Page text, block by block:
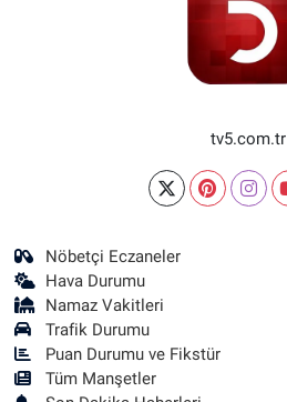
tv5.com.tr
Nöbetçi Eczaneler
Hava Durumu
Namaz Vakitleri
Trafik Durumu
Puan Durumu ve Fikstür
Tüm Manşetler